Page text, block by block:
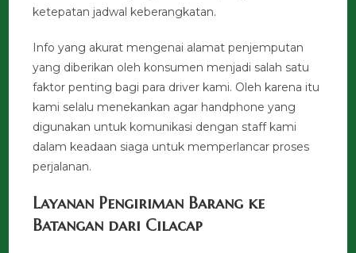
ketepatan jadwal keberangkatan.
Info yang akurat mengenai alamat penjemputan
yang diberikan oleh konsumen menjadi salah satu
faktor penting bagi para driver kami. Oleh karena itu
kami selalu menekankan agar handphone yang
digunakan untuk komunikasi dengan staff kami
dalam keadaan siaga untuk memperlancar proses
perjalanan.
Layanan Pengiriman Barang ke
Batangan dari Cilacap